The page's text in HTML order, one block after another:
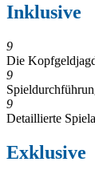
Inklusive
9
Die
9
9
Detaillierte
Exklusive